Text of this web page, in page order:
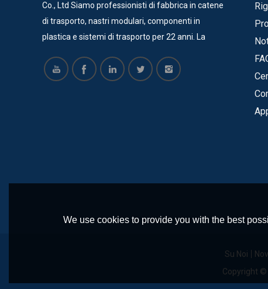
Co., Ltd Siamo professionisti di fabbrica in catene
di trasporto, nastri modulari, componenti in
plastica e sistemi di trasporto per 22 anni. La
SGS, ISO, CE. Ora offriamo servizi per molte
aziende grandi e di successo, come Vinda, Pepsi
alle esigenze del cliente. I nostri principali
Su Noi
Copyright ©
We use cookies to provide you with the best